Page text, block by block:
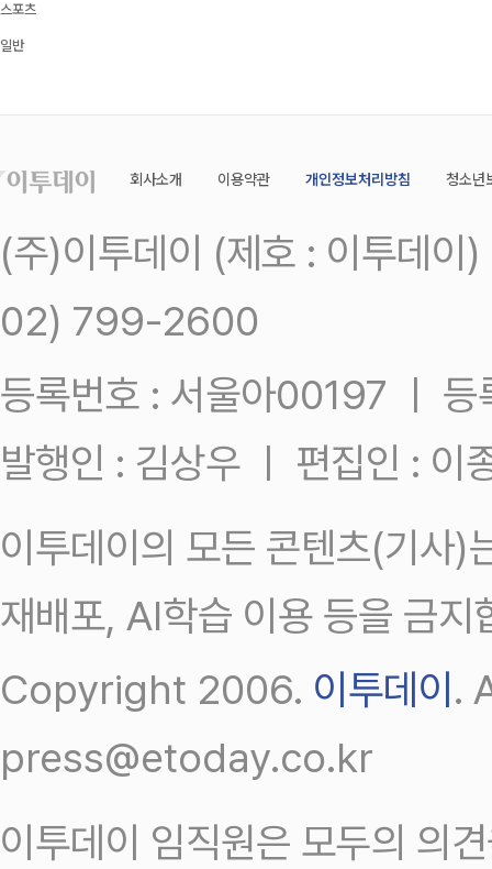
스포츠
일반
회사소개 이용약관 개인정보처리방침 청소년
(주)이투데이 (제호 : 이투데
02) 799-2600
등록번호 : 서울아00197 ㅣ
발행인 : 김상우 ㅣ 편집인 : 이
이투데이의 모든 콘텐츠(기사)
재배포, AI학습 이용 등을 금지
Copyright 2006. 이투데이 .
press@etoday.co.kr
이투데이 임직원은 모두의 의